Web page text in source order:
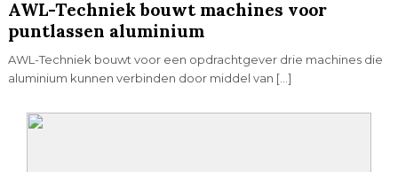
AWL-Techniek bouwt machines voor
puntlassen aluminium
AWL-Techniek bouwt voor een opdrachtgever drie machines die
aluminium kunnen verbinden door middel van […]